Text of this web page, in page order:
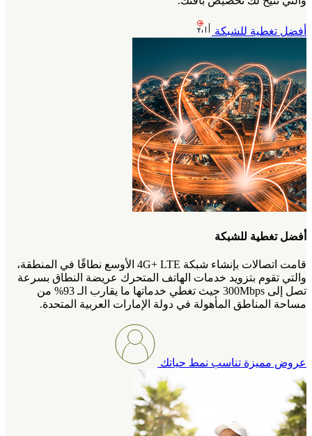
أفضل تغطية للشبكة
أفضل تغطية للشبكة
قامت اتصالات بإنشاء شبكة 4G+ LTE الأوسع نطاقًا في المنطقة،
والتي تقوم بتزويد خدمات الهاتف المتحرك عريضة النطاق بسرعة
تصل إلى 300Mbps حيث تغطي خدماتها ما يقارب الـ 93% من
مساحة المناطق المأهولة في دولة الإمارات العربية المتحدة.
عروض مميزة تناسب نمط حياتك